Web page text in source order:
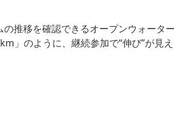
推移を確認できるオープンウォータ
」のように、継続参加で“伸び”が見